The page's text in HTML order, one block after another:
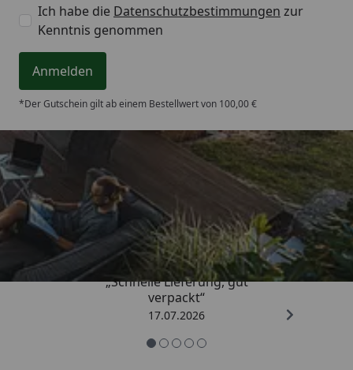
Ich habe die Datenschutzbestimmungen zur
Kenntnis genommen
Anmelden
*Der Gutschein gilt ab einem Bestellwert von 100,00 €
Trusted Shops
4,65/ 5
„Schnelle Lieferung, gut
verpackt“
17.07.2026